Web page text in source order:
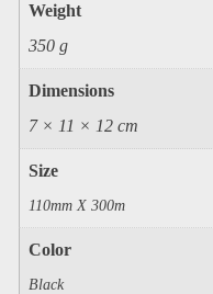
Weight
350 g
Dimensions
7 × 11 × 12 cm
Size
110mm X 300m
Color
Black